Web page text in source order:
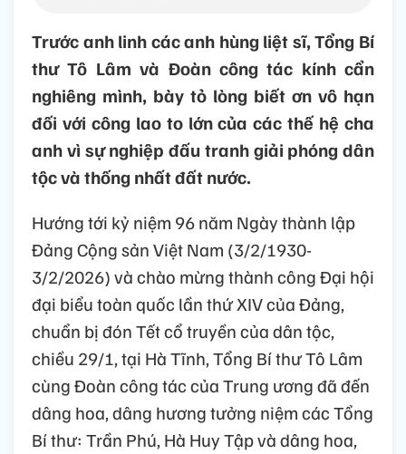
Trước anh linh các anh hùng liệt sĩ, Tổng Bí
thư Tô Lâm và Đoàn công tác kính cẩn
nghiêng mình, bày tỏ lòng biết ơn vô hạn
đối với công lao to lớn của các thế hệ cha
anh vì sự nghiệp đấu tranh giải phóng dân
tộc và thống nhất đất nước.
Hướng tới kỷ niệm 96 năm Ngày thành lập
Đảng Cộng sản Việt Nam (3/2/1930-
3/2/2026) và chào mừng thành công Đại hội
đại biểu toàn quốc lần thứ XIV của Đảng,
chuẩn bị đón Tết cổ truyền của dân tộc,
chiều 29/1, tại Hà Tĩnh, Tổng Bí thư Tô Lâm
cùng Đoàn công tác của Trung ương đã đến
dâng hoa, dâng hương tưởng niệm các Tổng
Bí thư: Trần Phú, Hà Huy Tập và dâng hoa,